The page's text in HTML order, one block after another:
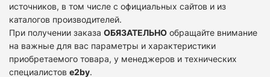
источников, в том числе с официальных сайтов и из
каталогов производителей.
При получении заказа ОБЯЗАТЕЛЬНО обращайте внимание
на важные для вас параметры и характеристики
приобретаемого товара, у менеджеров и технических
специалистов e2by.